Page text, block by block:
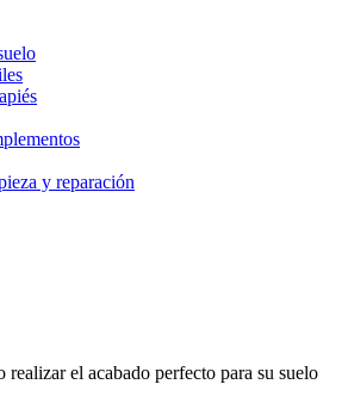
y reparación
realizar el acabado perfecto para su suelo